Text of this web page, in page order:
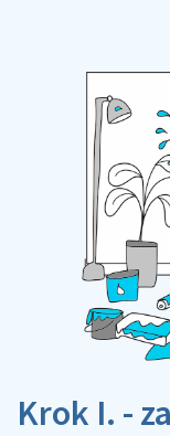
Krok I. -